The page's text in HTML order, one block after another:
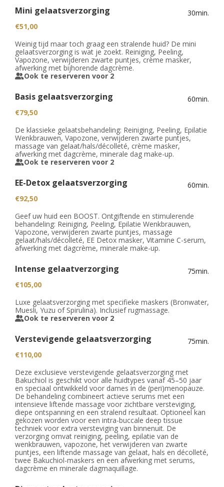
Voeten
Nagels
Wimpers
Wenkbrauwen
Reserveren
Cadeaubon
Huisregels
Privé Wellness met Massage
Behandeling of Massage
Mini gelaatsverzorging
30min.
€51,00
Weinig tijd maar toch graag een stralende huid? De mini
gelaatsverzorging is wat je zoekt. Reiniging, Peeling,
Vapozone, verwijderen zwarte puntjes, crème masker,
afwerking met bijhorende dagcrème.
Ook te reserveren voor 2
Basis gelaatsverzorging
60min.
€79,50
De klassieke gelaatsbehandeling: Reiniging, Peeling, Epilatie
Wenkbrauwen, Vapozone, verwijderen zwarte puntjes,
massage van gelaat/hals/décolleté, crème masker,
afwerking met dagcrème, minerale dag make-up.
Ook te reserveren voor 2
EE-Detox gelaatsverzorging
60min.
€92,50
Geef uw huid een BOOST. Ontgiftende en stimulerende
behandeling: Reiniging, Peeling, Epilatie Wenkbrauwen,
Vapozone, verwijderen zwarte puntjes, massage
gelaat/hals/décolleté, EE Detox masker, Vitamine C-serum,
afwerking met dagcrème, minerale make-up.
Intense gelaatverzorging
75min.
€105,00
Luxe gelaatsverzorging met specifieke maskers (Bronwater,
Muesli, Yuzu of Spirulina). Inclusief rugmassage.
Ook te reserveren voor 2
Verstevigende gelaatsverzorging
75min.
€110,00
Deze exclusieve verstevigende gelaatsverzorging met
Bakuchiol is geschikt voor alle huidtypes vanaf 45–50 jaar
en speciaal ontwikkeld voor dames in de (peri)menopauze.
De behandeling combineert actieve serums met een
intensieve liftende massage voor zichtbare versteviging,
diepe ontspanning en een stralend resultaat. Optioneel kan
gekozen worden voor een intra-buccale deep tissue
techniek voor extra versteviging van binnenuit. De
verzorging omvat reiniging, peeling, epilatie van de
wenkbrauwen, vapozone, het verwijderen van zwarte
puntjes, een liftende massage van gelaat, hals en décolleté,
twee Bakuchiol-maskers en een afwerking met serums,
dagcrème en minerale dagmaquillage.